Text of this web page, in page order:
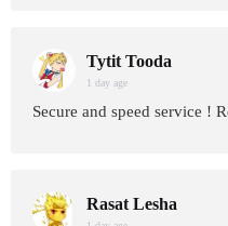
Tytit Tooda
1 day age
Secure and speed service !
Rasat Lesha